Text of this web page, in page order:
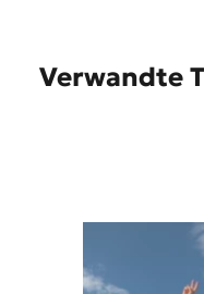
Verwandte